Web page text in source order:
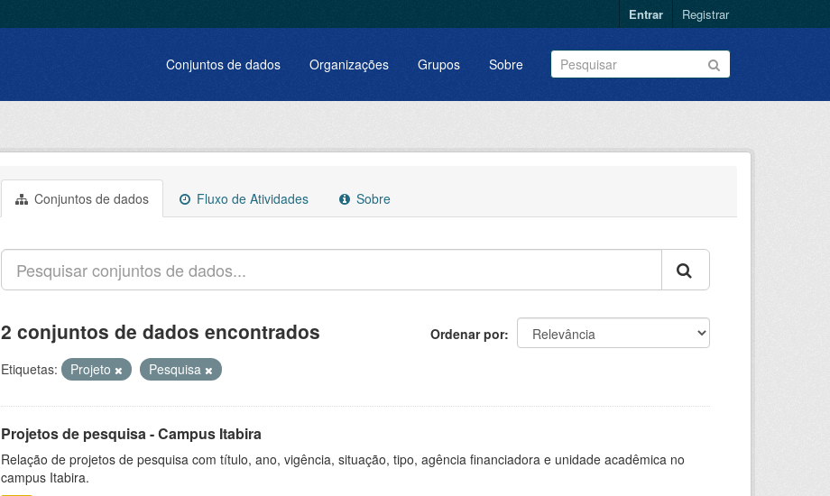
Entrar Registrar
Conjuntos de dados Organizações Grupos Sobre
Conjuntos de dados Fluxo de Atividades Sobre
Ordenar por
2 conjuntos de dados encontrados
Etiquetas: Projeto Pesquisa
Projetos de pesquisa - Campus Itabira
Relação de projetos de pesquisa com título, ano, vigência, situação, tipo, agência financiadora e unidade acadêmica no
campus Itabira.